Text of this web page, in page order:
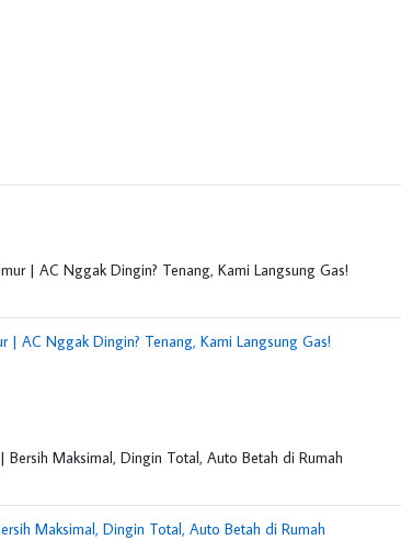
| AC Nggak Dingin? Tenang, Kami Langsung Gas!
Maksimal, Dingin Total, Auto Betah di Rumah